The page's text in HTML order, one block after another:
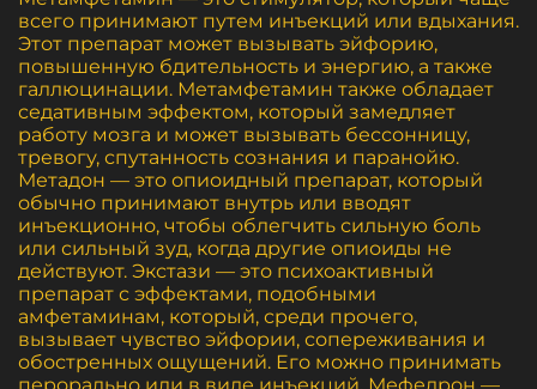
всего принимают путем инъекций или вдыхания.
Этот препарат может вызывать эйфорию,
повышенную бдительность и энергию, а также
галлюцинации. Метамфетамин также обладает
седативным эффектом, который замедляет
работу мозга и может вызывать бессонницу,
тревогу, спутанность сознания и паранойю.
Метадон — это опиоидный препарат, который
обычно принимают внутрь или вводят
инъекционно, чтобы облегчить сильную боль
или сильный зуд, когда другие опиоиды не
действуют. Экстази — это психоактивный
препарат с эффектами, подобными
амфетаминам, который, среди прочего,
вызывает чувство эйфории, сопереживания и
обостренных ощущений. Его можно принимать